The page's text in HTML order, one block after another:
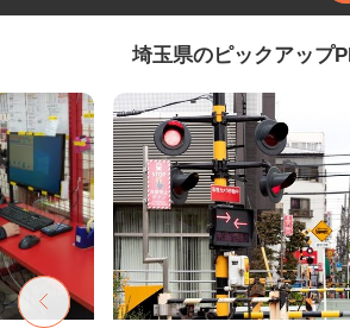
埼玉県のピックアップ